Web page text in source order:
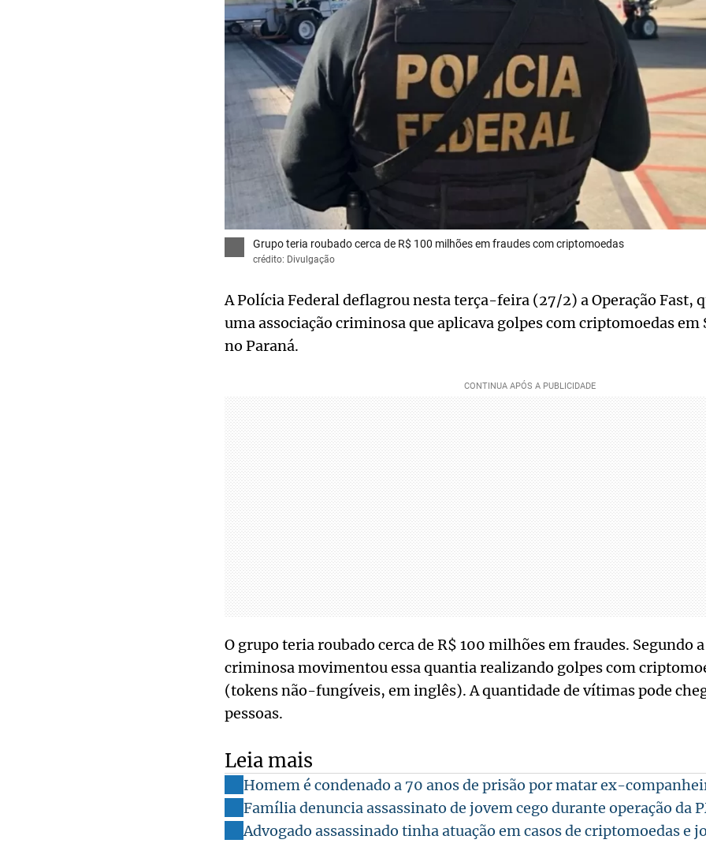
Grupo teria roubado cerca de R$ 100 milhões em fraudes com criptomoedas
crédito: Divulgação
A Polícia Federal deflagrou nesta terça-feira (27/2) a Operação Fast,
uma associação criminosa que aplicava golpes com criptomoedas em
no Paraná.
O grupo teria roubado cerca de R$ 100 milhões em fraudes. Segundo a
criminosa movimentou essa quantia realizando golpes com
(tokens não-fungíveis, em inglês). A quantidade de vítimas pode
pessoas.
Leia mais
Homem é condenado a 70 anos de prisão por matar ex-
Família denuncia assassinato de jovem cego durante operação da
Advogado assassinado tinha atuação em casos de criptomoedas e